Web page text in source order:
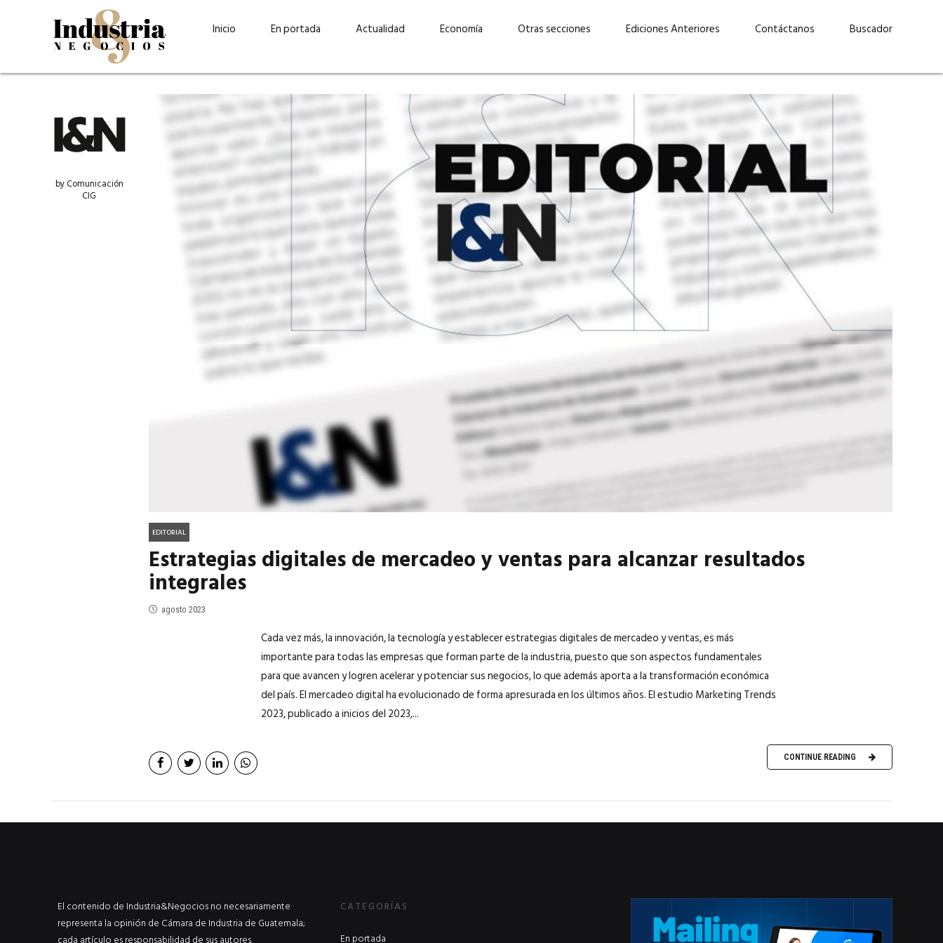
Inicio En portada
“La sostenibilidad está en
el centro de Cervecería
Ambev Guatemala» –
Ricardo Urteaga
EN PORTADA
“Invertir con propósito:
cómo CBC impulsa su
crecimiento industrial a
través de la innovación y la
sostenibilidad”
EN PORTADA
Elizabeth Suárez: “Las
mujeres podemos liderar y
abrirnos paso por nuestros
propios méritos”
EN PORTADA marzo 2026
Lucas Martínez Paz: “En
tecnología, hay que invertir
con inteligencia, no por
moda”
febrero 2026
Actualidad Economía Otras secciones Ediciones Anteriores Contáctanos Buscador
by Comunicación
CIG
EDITORIAL
Estrategias digitales de mercadeo y ventas para alcanzar resultados
integrales
agosto 2023
Cada vez más, la innovación, la tecnología y establecer estrategias digitales de mercadeo y ventas, es más
importante para todas las empresas que forman parte de la industria, puesto que son aspectos fundamentales
para que avancen y logren acelerar y potenciar sus negocios, lo que además aporta a la transformación económica
del país. El mercadeo digital ha evolucionado de forma apresurada en los últimos años. El estudio Marketing Trends
2023, publicado a inicios del 2023,...
CONTINUE READING
El contenido de Industria&Negocios no necesariamente
representa la opinión de Cámara de Industria de Guatemala;
CATEGORÍAS
En portada